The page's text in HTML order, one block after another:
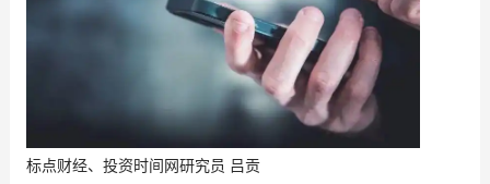
标点财经、投资时间网研究员 吕贡